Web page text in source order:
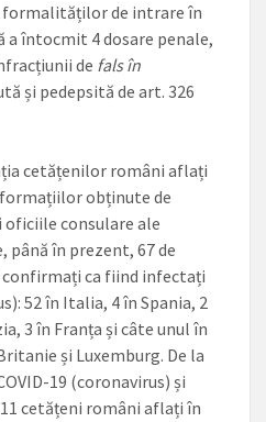
formalităților de intrare în
a întocmit 4 dosare penale,
de fals în
și pedepsită de art. 326
cetățenilor români aflați
obținute de
consulare ale
în prezent, 67 de
ca fiind infectați
52 în Italia, 4 în Spania, 2
3 în Franța și câte unul în
și Luxemburg. De la
19 (coronavirus) și
cetățeni români aflați în